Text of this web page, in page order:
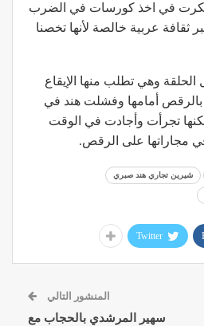
فكرت في اخذ كورسات في الضرب
ثقافة عربية خالصة لأنها تخصنا
وهي تطلب منها الإيقاع
بالرقص أمامها وفشلت هند في
تجرأت وأجادت في الوقت
مجاراتها على الرقص.
شيرين تجاري هند صبري
Twitter
المنشور التالي
سهير المرشدي بالحجاب مع